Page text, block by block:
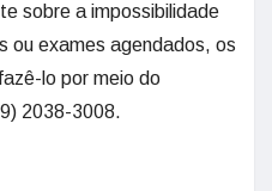
sobre a impossibilidade
ou exames agendados, os
lo por meio do
2038-3008.